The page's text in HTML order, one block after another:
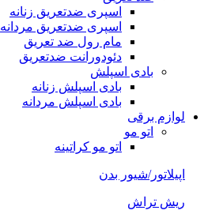
اسپری ضدتعریق زنانه
اسپری ضدتعریق مردانه
مام رول ضد تعریق
دئودورانت ضدتعریق
بادی اسپلش
بادی اسپلش زنانه
بادی اسپلش مردانه
لوازم برقی
اتو مو
اتو مو کراتینه
اپیلاتور/شیور بدن
ریش تراش